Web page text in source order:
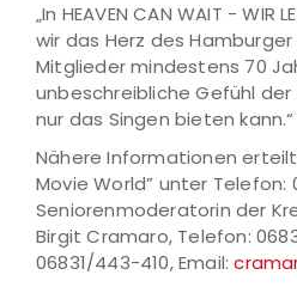
„In HEAVEN CAN WAIT - WIR
wir das Herz des
Mitglieder mindestens 70
unbeschreibliche Gefühl
nur das Singen bieten kann.“
Nähere Informationen
Movie World” unter Telefon:
Seniorenmoderatorin der
Birgit Cramaro, Telefon:
06831/443-410, Email: